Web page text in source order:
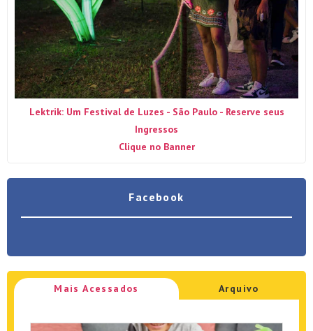
Lektrik: Um Festival de Luzes - São Paulo - Reserve seus
Ingressos
Clique no Banner
Facebook
Mais Acessados Arquivo